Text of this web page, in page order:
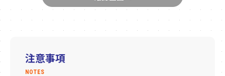
注意事項
NOTES